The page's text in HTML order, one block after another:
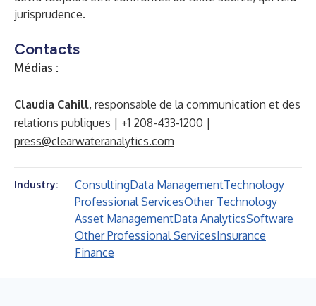
jurisprudence.
Contacts
Médias :
Claudia Cahill, responsable de la communication et des
relations publiques | +1 208-433-1200 |
press@clearwateranalytics.com
Industry: ConsultingData ManagementTechnology
Professional ServicesOther Technology
Asset ManagementData AnalyticsSoftware
Other Professional ServicesInsurance
Finance